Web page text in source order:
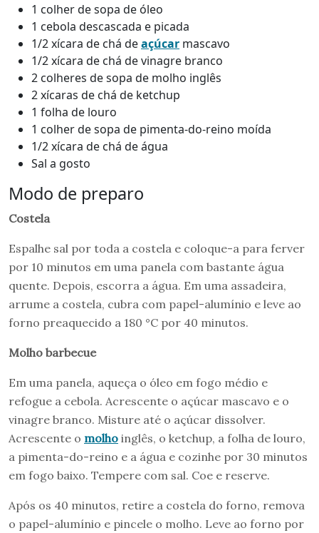
1 colher de sopa de óleo
1 cebola descascada e picada
1/2 xícara de chá deaçúcar mascavo
1/2 xícara de chá de vinagre branco
2 colheres de sopa de molho inglês
2 xícaras de chá de ketchup
1 folha de louro
1 colher de sopa de pimenta-do-reino moída
1/2 xícara de chá de água
Sal a gosto
Modo de preparo
Costela
Espalhe sal por toda a costela e coloque-a para ferver
por 10 minutos em uma panela com bastante água
quente. Depois, escorra a água. Em uma assadeira,
arrume a costela, cubra com papel-alumínio e leve ao
forno preaquecido a 180 °C por 40 minutos.
Molho barbecue
Em uma panela, aqueça o óleo em fogo médio e
refogue a cebola. Acrescente o açúcar mascavo e o
vinagre branco. Misture até o açúcar dissolver.
Acrescente o molho inglês, o ketchup, a folha de louro,
a pimenta-do-reino e a água e cozinhe por 30 minutos
em fogo baixo. Tempere com sal. Coe e reserve.
Após os 40 minutos, retire a costela do forno, remova
o papel-alumínio e pincele o molho. Leve ao forno por